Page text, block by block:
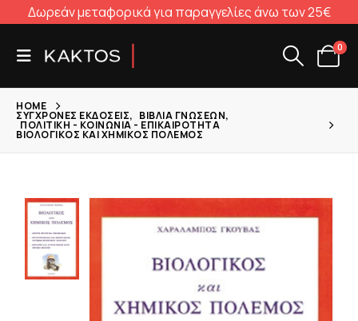
Δωρεάν μεταφορικά για παραγγελίες άνω των 25€
0
HOME
ΣΎΓΧΡΟΝΕΣ ΕΚΔΌΣΕΙΣ, ΒΙΒΛΊΑ ΓΝΏΣΕΩΝ,
ΠΟΛΙΤΙΚΉ - ΚΟΙΝΩΝΊΑ - ΕΠΙΚΑΙΡΌΤΗΤΑ
ΒΙΟΛΟΓΙΚΌΣ ΚΑΙ ΧΗΜΙΚΌΣ ΠΌΛΕΜΟΣ